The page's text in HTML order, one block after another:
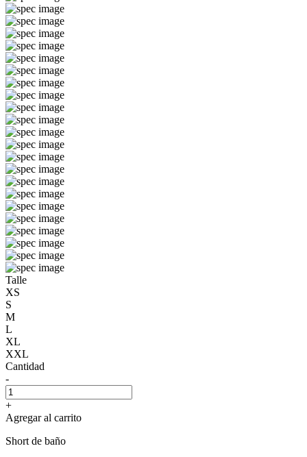
Talle
XS
S
M
L
XL
XXL
Cantidad
-
+
Agregar al carrito
Short de baño